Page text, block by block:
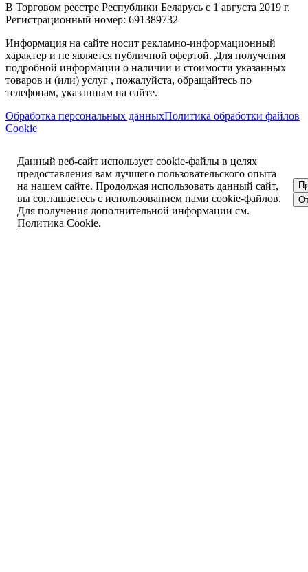
В Торговом реестре Республики Беларусь с 1 августа 2019 г.
Регистрационный номер: 691389732
Информация на сайте носит рекламно-информационный
характер и не является публичной офертой. Для получения
подробной информации о наличии и стоимости указанных
товаров и (или) услуг , пожалуйста, обращайтесь по
телефонам, указанным на сайте.
Обработка персональных данныхПолитика обработки файлов
Cookie
Данный веб-сайт использует cookie-файлы в целях
предоставления вам лучшего пользовательского опыта
на нашем сайте. Продолжая использовать данный сайт,
вы соглашаетесь с использованием нами cookie-файлов.
Для получения дополнительной информации см.
Политика Cookie.